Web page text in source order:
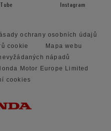
Instagram
ochrany osobních údajů
cookie
Mapa webu
nápadů
Motor Europe Limited
cookies